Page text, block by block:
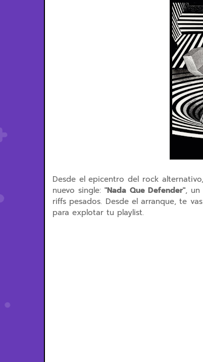
Desde el epicentro del rock
nuevo single:"Nada Que Defender", un
riffs pesados. Desde el arranque, te
para explotar tu playlist.